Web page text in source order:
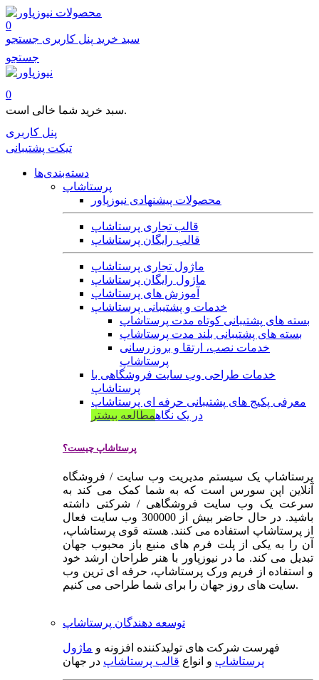
محصولات
0
سبد خرید پنل کاربری جستجو
جستجو
0
سبد خرید شما خالی است.
پنل کاربری
تیکت پشتیبانی
دسته‌بندی‌ها
پرستاشاپ
محصولات پیشنهادی نیوزپاور
قالب تجاری پرستاشاپ
قالب رایگان پرستاشاپ
ماژول تجاری پرستاشاپ
ماژول رایگان پرستاشاپ
آموزش های پرستاشاپ
خدمات و پشتیبانی پرستاشاپ
بسته های پشتیبانی کوتاه مدت پرستاشاپ
بسته های پشتیبانی بلند مدت پرستاشاپ
خدمات نصب، ارتقا و بروزرسانی
پرستاشاپ
خدمات طراحی وب سایت فروشگاهی با
پرستاشاپ
معرفی پکیج های پشتیبانی حرفه ای پرستاشاپ
در یک نگاهمطالعه بیشتر
پرستاشاپ چیست؟
پرستاشاپ یک سیستم مدیریت وب سایت / فروشگاه
آنلاین اپن سورس است که به شما کمک می کند به
سرعت یک وب سایت فروشگاهی / شرکتی داشته
باشید. در حال حاضر بیش از 300000 وب سایت فعال
از پرستاشاپ استفاده می کنند. هسته قوی پرستاشاپ،
آن را به یکی از پلت فرم های منبع باز محبوب جهان
تبدیل می کند. ما در نیوزپاور با هنر طراحان ارشد خود
و استفاده از فریم ورک پرستاشاپ، حرفه ای ترین وب
سایت های روز جهان را برای شما طراحی می کنیم.
توسعه دهندگان پرستاشاپ
فهرست شرکت های تولیدکننده افزونه و ماژول
پرستاشاپ و انواع قالب پرستاشاپ در جهان